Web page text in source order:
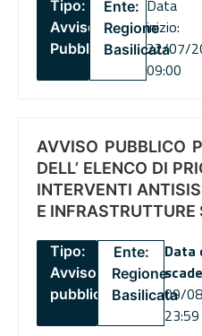
Tipo:
Avviso
Pubblico
Ente:
Regione
Basilicata
Data
inizio:
22/07/
09:00
AVVISO PUBBLICO
DELL’ ELENCO DI
INTERVENTI
E INFRASTRUTTURE
Tipo:
Avviso
pubblico
Ente:
Regione
Basilicata
Data
09/
23:59